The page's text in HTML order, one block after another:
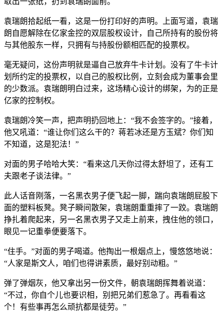
袁瑞朗拾起纸一看，这是一份打印好的声明。上面写道，袁瑞
朗自愿解除在亿家金控的双层股权设计，自己所持有的股份将
与其他股东一样，只拥有与持股份额相匹配的投票权。
毫无疑问，这份声明就是逼自己放弃牛卡计划。没有了牛卡计
划所约定的投票权，以自己的股权比例，立刻会成为董事会里
的少数派。袁瑞朗明白过来，这场精心设计的绑架，为的正是
亿家的控制权。
袁瑞朗冷笑一声，把声明扔回地上：“我不会签字的。”接着，
他又吼道：“谁让你们这么干的？蒋若冰还是方玉斌？你们知
不知道，这是犯法！”
对面的男子哈哈大笑：“看来这几天你过得太舒坦了，还有工
夫跟老子谈法律。”
此人话音刚落，一名黑衣男子便飞起一脚，踹向袁瑞朗屁股下
面的塑料板凳。凳子瞬间散架，袁瑞朗重重摔了一跤。袁瑞朗
挣扎着爬起来，另一名黑衣男子又走上前来，拽住他的领口，
眼见一记重拳便要落下。
“住手。”对面的男子喝道。他掏出一根烟点上，慢悠悠地说：
“人家是斯文人，咱们也得讲素质，最好别动粗。”
弹了弹烟灰，他又拿出另一份文件，朝袁瑞朗挥舞着说道：
“不过，你自个儿也要识相，别把兄弟们惹急了。再看看这
个！有些事再怎么顽抗都是徒劳。”